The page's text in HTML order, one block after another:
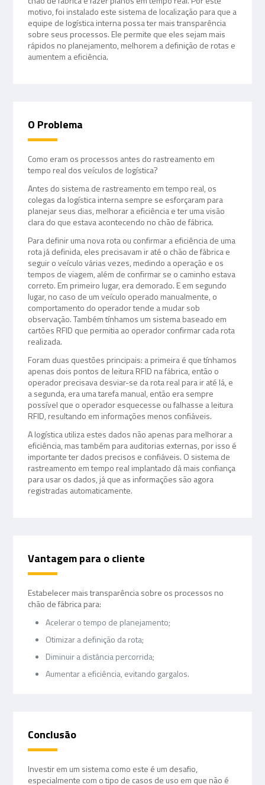
motivo, foi instalado este sistema de localização para que a
equipe de logística interna possa ter mais transparência
sobre seus processos. Ele permite que eles sejam mais
rápidos no planejamento, melhorem a definição de rotas e
aumentem a eficiência.
O Problema
Como eram os processos antes do rastreamento em
tempo real dos veículos de logística?
Antes do sistema de rastreamento em tempo real, os
colegas da logística interna sempre se esforçaram para
planejar seus dias, melhorar a eficiência e ter uma visão
clara do que estava acontecendo no chão de fábrica.
Para definir uma nova rota ou confirmar a eficiência de uma
rota já definida, eles precisavam ir até o chão de fábrica e
seguir o veículo várias vezes, medindo a operação e os
tempos de viagem, além de confirmar se o caminho estava
correto. Em primeiro lugar, era demorado. E em segundo
lugar, no caso de um veículo operado manualmente, o
comportamento do operador tende a mudar sob
observação. Também tínhamos um sistema baseado em
cartões RFID que permitia ao operador confirmar cada rota
realizada.
Foram duas questões principais: a primeira é que tínhamos
apenas dois pontos de leitura RFID na fábrica, então o
operador precisava desviar-se da rota real para ir até lá, e
a segunda, era uma tarefa manual, então era sempre
possível que o operador esquecesse ou falhasse a leitura
RFID, resultando em informações menos confiáveis.
A logística utiliza estes dados não apenas para melhorar a
eficiência, mas também para auditorias externas, por isso é
importante ter dados precisos e confiáveis. O sistema de
rastreamento em tempo real implantado dá mais confiança
para usar os dados, já que as informações são agora
registradas automaticamente.
Vantagem para o cliente
Estabelecer mais transparência sobre os processos no
chão de fábrica para:
Acelerar o tempo de planejamento;
Otimizar a definição da rota;
Diminuir a distância percorrida;
Aumentar a eficiência, evitando gargalos.
Conclusão
Investir em um sistema como este é um desafio,
especialmente com o tipo de casos de uso em que não é